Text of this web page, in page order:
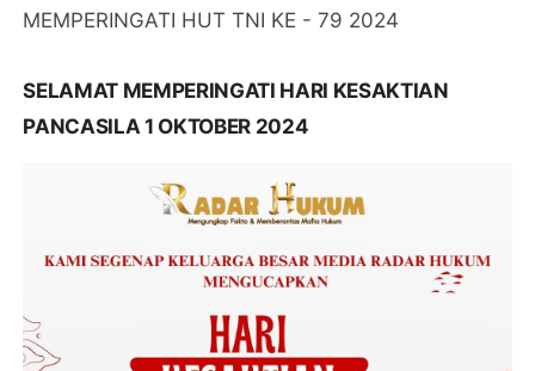
MEMPERINGATI HUT TNI KE - 79 2024
SELAMAT MEMPERINGATI HARI KESAKTIAN
PANCASILA 1 OKTOBER 2024